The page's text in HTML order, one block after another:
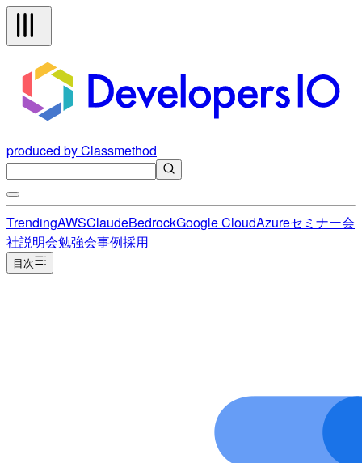
produced by Classmethod
TrendingAWSClaudeBedrockGoogle CloudAzureセミナー会
社説明会勉強会事例採用
目次